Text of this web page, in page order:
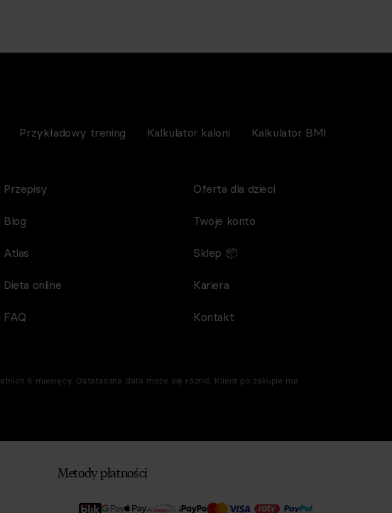
Przykładowy trening Kalkulator kalorii Kalkulator BMI
Przepisy
Blog
Atlas
Dieta online
FAQ
Oferta dla dzieci
Twoje konto
Sklep 📦
Kariera
Kontakt
6 miesięcy. Ostateczna data może się różnić. Klient po zakupie ma
Metody płatności